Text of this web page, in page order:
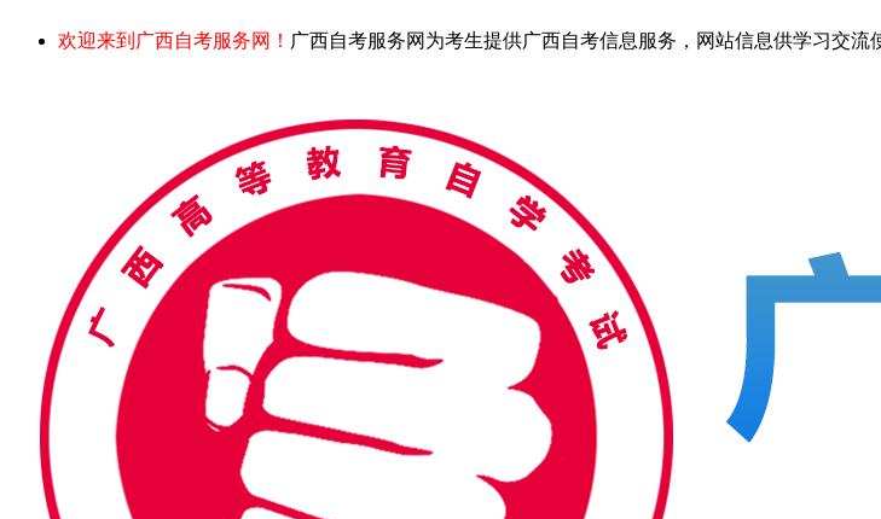
欢迎来到广西自考服务网！ 广西自考服务网为考生提供广西自考信息服务，网站信息供学习交流